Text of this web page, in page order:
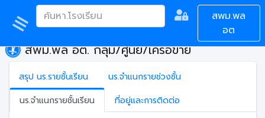
สพม.พล
อต
สพม.พล อต. กลุ่ม/ศูนย์/เครือข่าย
สรุป นร.รายชั้นเรียน
นร.จำแนกรายช่วงชั้น
นร.จำแนกรายชั้นเรียน
ที่อยู่และการติดต่อ